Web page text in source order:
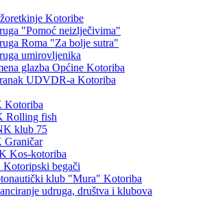
Kotoribe
"Pomoć neizlječivima"
Roma "Za bolje sutra"
umirovljenika
glazba Općine Kotoriba
UDVDR-a Kotoriba
Kotoriba
Rolling fish
klub 75
Graničar
Kos-kotoriba
begači
klub "Mura" Kotoriba
udruga, društva i klubova